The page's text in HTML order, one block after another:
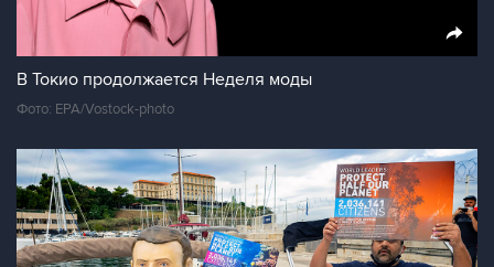
В Токио продолжается Неделя моды
Фото: EPA/Vostock-photo